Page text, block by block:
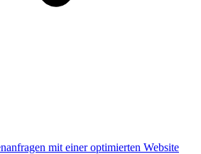
mit einer optimierten Website